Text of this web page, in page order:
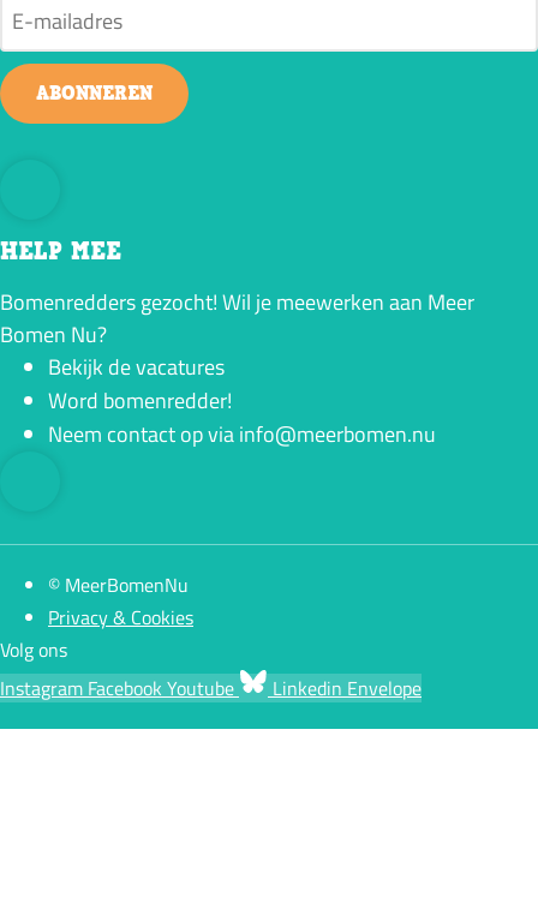
ABONNEREN
HELP MEE
Bomenredders gezocht! Wil je meewerken aan Meer
Bomen Nu?
Bekijk de vacatures
Word bomenredder!
Neem contact op via info@meerbomen.nu
© MeerBomenNu
Privacy & Cookies
Volg ons
Instagram Facebook Youtube Linkedin Envelope